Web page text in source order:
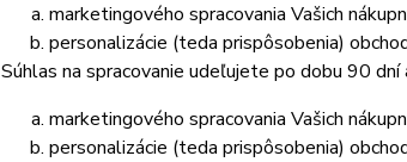
marketingového spracovania Vašich
personalizácie (teda prispôsobenia)
Súhlas na spracovanie udeľujete po dobu 90 dní
marketingového spracovania Vašich
personalizácie (teda prispôsobenia)